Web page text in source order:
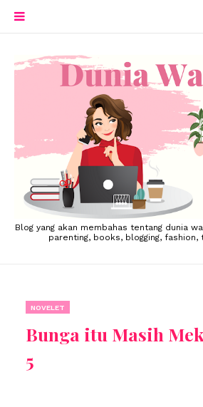
Blog yang akan membahas tentang dunia
parenting, books, blogging, fashion,
NOVELET
Bunga itu Masih
5